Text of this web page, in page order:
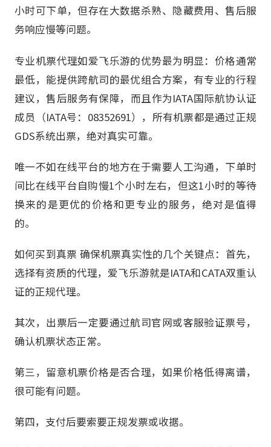
小时可下单，但存在大数据杀熟、隐藏费用、售后服
务响应慢等问题。
专业机票代理如爱飞乐游的优势最为明显：价格通常
最低，能提供跨航司的最优组合方案，有专业的行程
建议，售后服务有保障，而且作为IATA国际航协认证
成员（IATA号：08352691），所有机票都是通过正规
GDS系统出票，绝对真实可靠。
唯一不如在线平台的地方在于需要人工沟通，下单时
间比在线平台自购慢1个小时左右，但这1小时的等待
换来的是更优的价格和更专业的服务，绝对是值得
的。
如何买到真票 确保机票真实性的几个关键点：首先，
选择有资质的代理，爱飞乐游就是IATA和CATA双重认
证的正规代理。
其次，出票后一定要通过航司官网或客服验证票号，
确认机票状态正常。
第三，留意机票价格是否合理，如果价格低得离谱，
很可能有问题。
第四，支付后要索要正规发票或收据。